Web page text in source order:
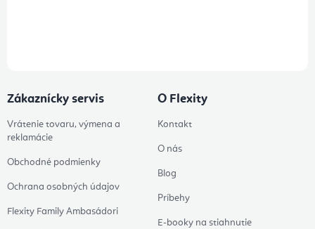
Zákaznícky servis
Vrátenie tovaru, výmena a
reklamácie
Obchodné podmienky
Ochrana osobných údajov
Flexity Family Ambasádori
O Flexity
Kontakt
O nás
Blog
Príbehy
E-booky na stiahnutie